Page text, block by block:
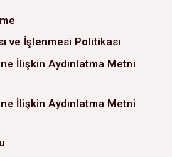
ve İşlenmesi Politikası
İlişkin Aydınlatma Metni
İlişkin Aydınlatma Metni